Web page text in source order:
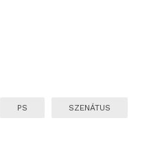
PS SZENÁTUS